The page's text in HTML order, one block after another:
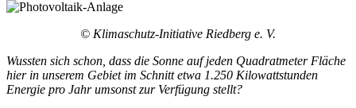
© Klimaschutz-Initiative Riedberg e. V.
Wussten sich schon, dass die Sonne auf jeden Quadratmeter Fläche
hier in unserem Gebiet im Schnitt etwa 1.250 Kilowattstunden
Energie pro Jahr umsonst zur Verfügung stellt?